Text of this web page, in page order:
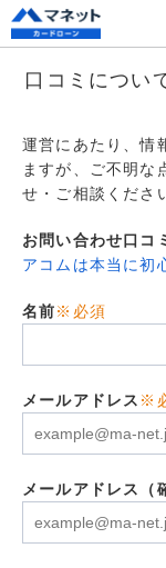
口コミについ
運営にあたり、情
ますが、ご不明な
せ・ご相談くださ
お問い合わせ口コ
アコムは本当に初
名前※必須
メールアドレス ※
メールアドレス（